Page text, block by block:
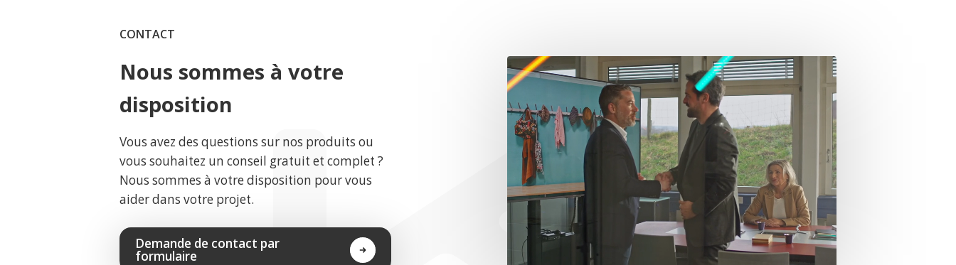
CONTACT
Nous sommes à votre
disposition
Vous avez des questions sur nos produits ou
vous souhaitez un conseil gratuit et complet ?
Nous sommes à votre disposition pour vous
aider dans votre projet.
Demande de contact par
formulaire